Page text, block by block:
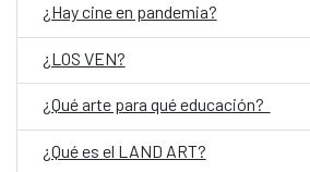
¿Hay cine en pandemia?
¿LOS VEN?
¿Qué arte para qué educación?
¿Qué es el LAND ART?